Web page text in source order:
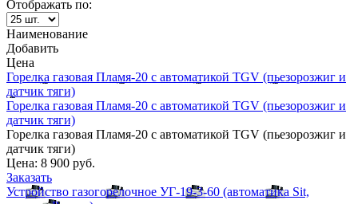
Отображать по:
Наименование
Добавить
Цена
Горелка газовая Пламя-20 с автоматикой TGV (пьезорозжиг и
датчик тяги)
Горелка газовая Пламя-20 с автоматикой TGV (пьезорозжиг и
датчик тяги)
Горелка газовая Пламя-20 с автоматикой TGV (пьезорозжиг и
датчик тяги)
Цена: 8 900 руб.
Заказать
Устройство газогорелочное УГ-19-3-60 (автоматика Sit,